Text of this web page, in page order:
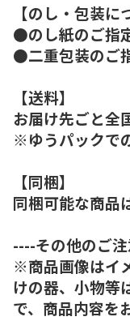
【のし・包装に
●のし紙のご指
●二重包装のご
【送料】
お届け先ごと全
※ゆうパックで
【同梱】
同梱可能な商品
----その他のご
※商品画像はイ
けの器、小物等
で、商品内容を